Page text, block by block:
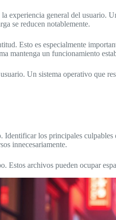
general del usuario.
se reducen notablemente.
Esto es especialmente
mantenga un funcionamiento
Un sistema operativo que
los principales
innecesariamente.
Estos archivos pueden ocupar